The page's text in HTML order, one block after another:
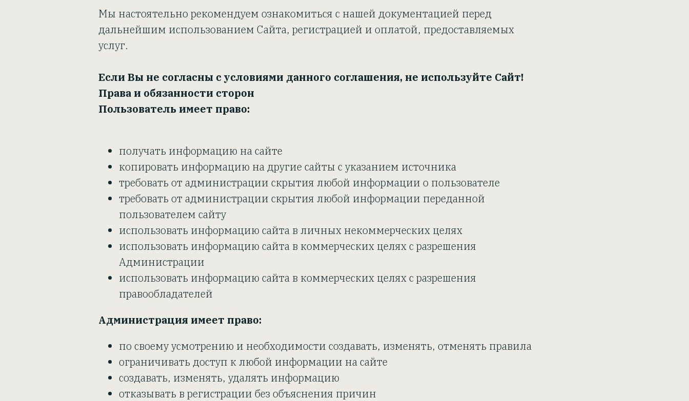
Мы настоятельно рекомендуем ознакомиться с нашей документацией перед
дальнейшим использованием Сайта, регистрацией и оплатой, предоставляемых
услуг.
Если Вы не согласны с условиями данного соглашения, не используйте Сайт!
Права и обязанности сторон
Пользователь имеет право:
получать информацию на сайте
копировать информацию на другие сайты с указанием источника
требовать от администрации скрытия любой информации о пользователе
требовать от администрации скрытия любой информации переданной
пользователем сайту
использовать информацию сайта в личных некоммерческих целях
использовать информацию сайта в коммерческих целях с разрешения
Администрации
использовать информацию сайта в коммерческих целях с разрешения
правообладателей
Администрация имеет право:
по своему усмотрению и необходимости создавать, изменять, отменять правила
ограничивать доступ к любой информации на сайте
создавать, изменять, удалять информацию
отказывать в регистрации без объяснения причин